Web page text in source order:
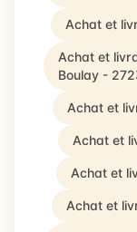
Achat et
Achat et
Boulay -
Achat et
Achat et
Achat et
Achat et